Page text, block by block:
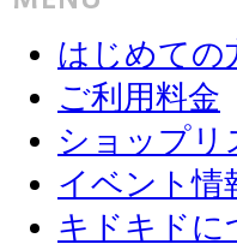
はじめての
ご利用料金
ショップリ
イベント情
キドキドに